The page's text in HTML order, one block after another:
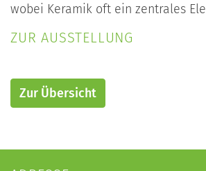
wobei Keramik oft ein zentrales
ZUR AUSSTELLUNG
Zur Übersicht